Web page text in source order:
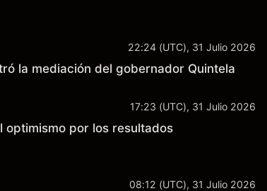
22:24 (UTC), 31 Julio 2026
la mediación del gobernador Quintela
17:23 (UTC), 31 Julio 2026
optimismo por los resultados
08:12 (UTC), 31 Julio 2026